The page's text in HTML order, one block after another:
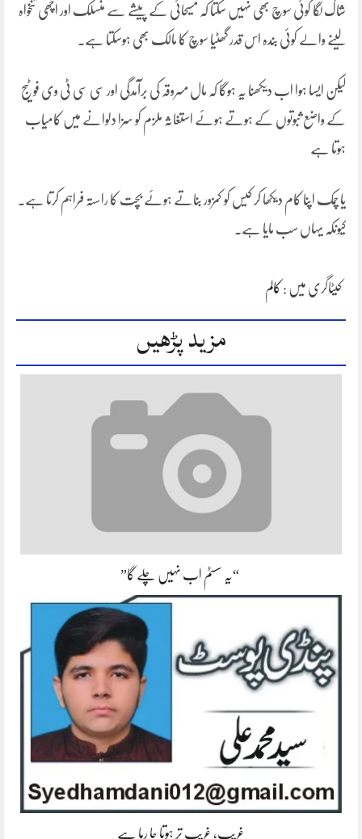
شاک لگا کوئی سوچ بھی نہیں سکتا کہ مسیحائی کے پیشے سے منسلک اور اچھی تنخواہ
لینے والے کوئی بندہ اس قدر گھٹیا سوچ کا مالک بھی ہوسکتا ہے۔
لیکن ایسا ہوا اب دیکھنا یہ ہوگا کہ مال مسروقہ کی برآمدگی اور سی سی ٹی وی فوٹیج
کے واضع ثبوتوں کے ہوتے ہوئے استغاثہ ملزم کو سزا دلوانے میں کامیاب
ہوتا ہے
یا چمک اپنا کام دیکھا کر کیس کو کمزور بناتے ہوئے بچت کا راستہ فراہم کرتا ہے۔
کیونکہ یہاں سب مایا ہے۔
کیٹاگری میں : کالم
مزید پڑھیں
“یہ سسٹم اب نہیں چلے گا”
غریب، غریب تر ہوتا جا رہا ہے